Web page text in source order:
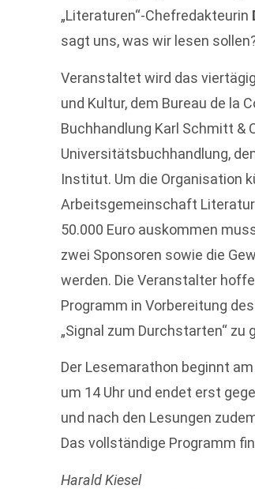
„Literaturen“-Chefredakteurin
sagt uns, was wir lesen
Veranstaltet wird das
und Kultur, dem Bureau de la
Buchhandlung Karl Schmitt &
Universitätsbuchhandlung,
Institut. Um die Organisation
Arbeitsgemeinschaft
50.000 Euro auskommen
zwei Sponsoren sowie die
werden. Die Veranstalter
Programm in Vorbereitung
„Signal zum Durchstarten“ zu
Der Lesemarathon beginnt
um 14 Uhr und endet erst
und nach den Lesungen
Das vollständige Programm
Harald Kiesel